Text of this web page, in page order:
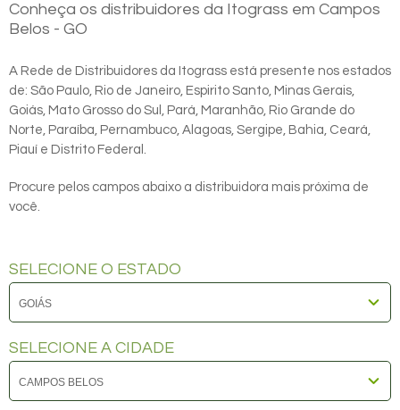
Conheça os distribuidores da Itograss em Campos
Belos - GO
A Rede de Distribuidores da Itograss está presente nos estados
de: São Paulo, Rio de Janeiro, Espirito Santo, Minas Gerais,
Goiás, Mato Grosso do Sul, Pará, Maranhão, Rio Grande do
Norte, Paraíba, Pernambuco, Alagoas, Sergipe, Bahia, Ceará,
Piauí e Distrito Federal.
Procure pelos campos abaixo a distribuidora mais próxima de
você.
SELECIONE O ESTADO
SELECIONE A CIDADE